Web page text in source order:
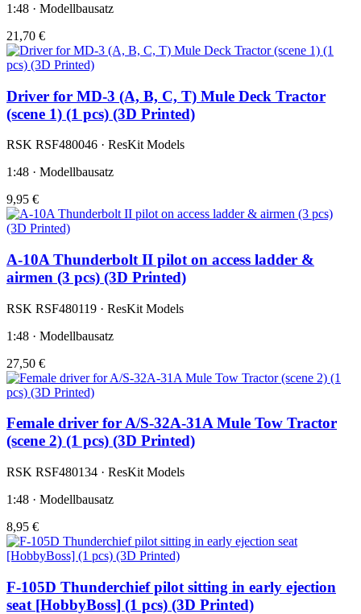
1:48 · Modellbausatz
21,70 €
Driver for MD-3 (A, B, C, T) Mule Deck Tractor
(scene 1) (1 pcs) (3D Printed)
RSK RSF480046 · ResKit Models
1:48 · Modellbausatz
9,95 €
A-10A Thunderbolt II pilot on access ladder &
airmen (3 pcs) (3D Printed)
RSK RSF480119 · ResKit Models
1:48 · Modellbausatz
27,50 €
Female driver for A/S-32A-31A Mule Tow Tractor
(scene 2) (1 pcs) (3D Printed)
RSK RSF480134 · ResKit Models
1:48 · Modellbausatz
8,95 €
F-105D Thunderchief pilot sitting in early ejection
seat [HobbyBoss] (1 pcs) (3D Printed)